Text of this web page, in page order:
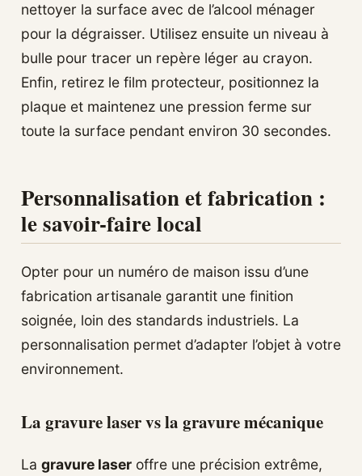
nettoyer la surface avec de l’alcool ménager
pour la dégraisser. Utilisez ensuite un niveau à
bulle pour tracer un repère léger au crayon.
Enfin, retirez le film protecteur, positionnez la
plaque et maintenez une pression ferme sur
toute la surface pendant environ 30 secondes.
Personnalisation et fabrication :
le savoir-faire local
Opter pour un numéro de maison issu d’une
fabrication artisanale garantit une finition
soignée, loin des standards industriels. La
personnalisation permet d’adapter l’objet à votre
environnement.
La gravure laser vs la gravure mécanique
La gravure laser offre une précision extrême,